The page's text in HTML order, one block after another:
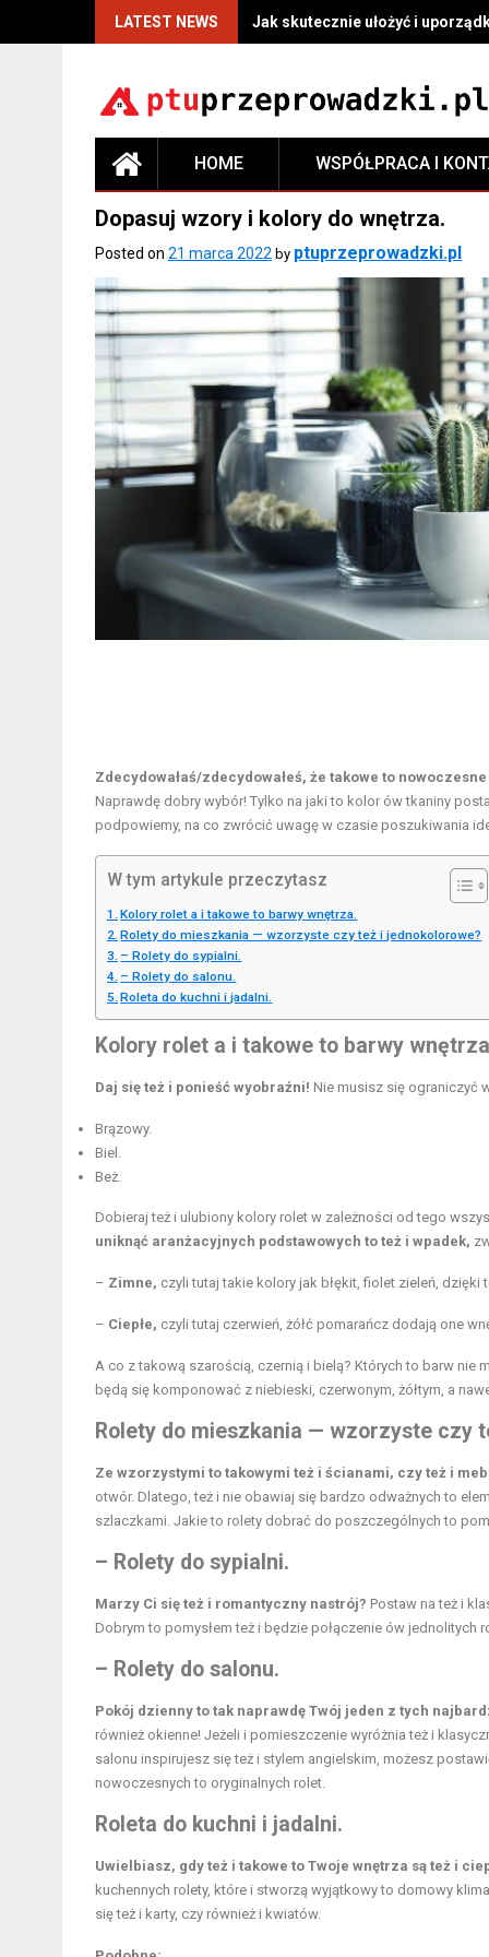
LATEST NEWS Jak skutecznie ułożyć i
HOME WSPÓŁPRACA I
Dopasuj wzory i kolory do wnętrza.
Posted on 21 marca 2022 by ptuprzeprowadzki.pl
Zdecydowałaś/zdecydowałeś, że takowe to
Naprawdę dobry wybór! Tylko na jaki to kolor ów tkaniny
podpowiemy, na co zwrócić uwagę w czasie poszukiwania
W tym artykule przeczytasz
Kolory rolet a i takowe to barwy wnętrza.
Rolety do mieszkania — wzorzyste czy też i jednokolorowe?
– Rolety do sypialni.
– Rolety do salonu.
Roleta do kuchni i jadalni.
Kolory rolet a i takowe to barwy
Daj się też i ponieść wyobraźni! Nie musisz się ograniczyć
Brązowy.
Biel.
Beż.
Dobieraj też i ulubiony kolory rolet w zależności od tego
uniknąć aranżacyjnych podstawowych to też i wpadek,
– Zimne, czyli tutaj takie kolory jak błękit, fiolet zieleń,
– Ciepłe, czyli tutaj czerwień, żółć pomarańcz dodają one
A co z takową szarością, czernią i bielą? Których to barw nie
będą się komponować z niebieski, czerwonym, żółtym, a
Rolety do mieszkania — wzorzyste czy
Ze wzorzystymi to takowymi też i ścianami, czy też i
otwór. Dlatego, też i nie obawiaj się bardzo odważnych to
szlaczkami. Jakie to rolety dobrać do poszczególnych to
– Rolety do sypialni.
Marzy Ci się też i romantyczny nastrój? Postaw na też i
Dobrym to pomysłem też i będzie połączenie ów jednolitych
– Rolety do salonu.
Pokój dzienny to tak naprawdę Twój jeden z tych
również okienne! Jeżeli i pomieszczenie wyróżnia też i
salonu inspirujesz się też i stylem angielskim, możesz
nowoczesnych to oryginalnych rolet.
Roleta do kuchni i jadalni.
Uwielbiasz, gdy też i takowe to Twoje wnętrza są też i
kuchennych rolety, które i stworzą wyjątkowy to domowy
się też i karty, czy również i kwiatów.